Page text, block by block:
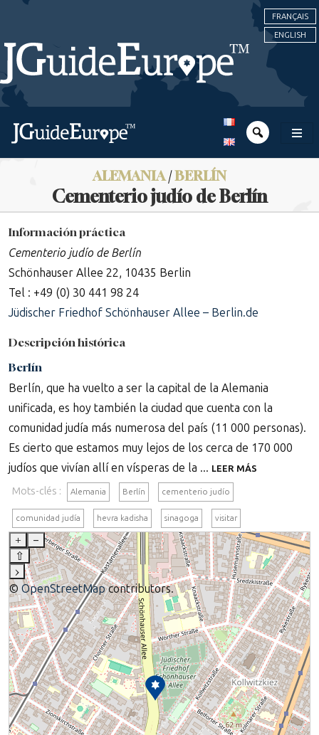
FRANÇAIS
ENGLISH
ALEMANIA/BERLÍN
Cementerio judío de Berlín
Información práctica
Cementerio judío de Berlín
Schönhauser Allee 22, 10435 Berlin
Tel : +49 (0) 30 441 98 24
Jüdischer Friedhof Schönhauser Allee – Berlin.de
Descripción histórica
Berlín
Berlín, que ha vuelto a ser la capital de la Alemania
unificada, es hoy también la ciudad que cuenta con la
comunidad judía más numerosa del país (11 000 personas).
Es cierto que estamos muy lejos de los cerca de 170 000
judíos que vivían allí en vísperas de la ... LEER MÁS
Mots-clés : Alemania Berlín cementerio judío
comunidad judía hevra kadisha sinagoga visitar
+
–
⇧
›
© OpenStreetMapcontributors.